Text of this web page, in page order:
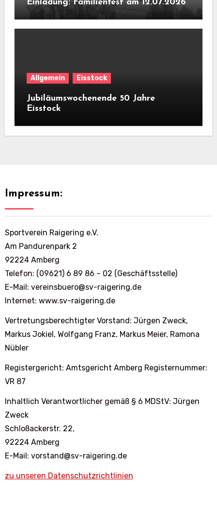
Einladung: Familienfest am 12.07.2026
Allgemein Eisstock
Jubiläumswochenende 50 Jahre
Eisstock
Impressum:
Sportverein Raigering e.V.
Am Pandurenpark 2
92224 Amberg
Telefon: (09621) 6 89 86 – 02 (Geschäftsstelle)
E-Mail: vereinsbuero@sv-raigering.de
Internet: www.sv-raigering.de
Vertretungsberechtigter Vorstand: Jürgen Zweck,
Markus Jokiel, Wolfgang Franz, Markus Meier, Ramona
Nübler
Registergericht: Amtsgericht Amberg Registernummer:
VR 87
Inhaltlich Verantwortlicher gemäß § 6 MDStV: Jürgen
Zweck
Schloßackerstr. 22,
92224 Amberg
E-Mail: vorstand@sv-raigering.de
zu unseren Datenschutzrichtlinien